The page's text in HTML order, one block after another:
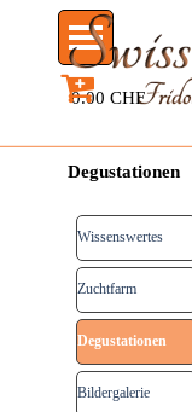
Direkt zum Seiteninhalt
Menü
0.00 CHF
Degustationen
Wissenswertes
Zuchtfarm
Degustationen
Bildergalerie